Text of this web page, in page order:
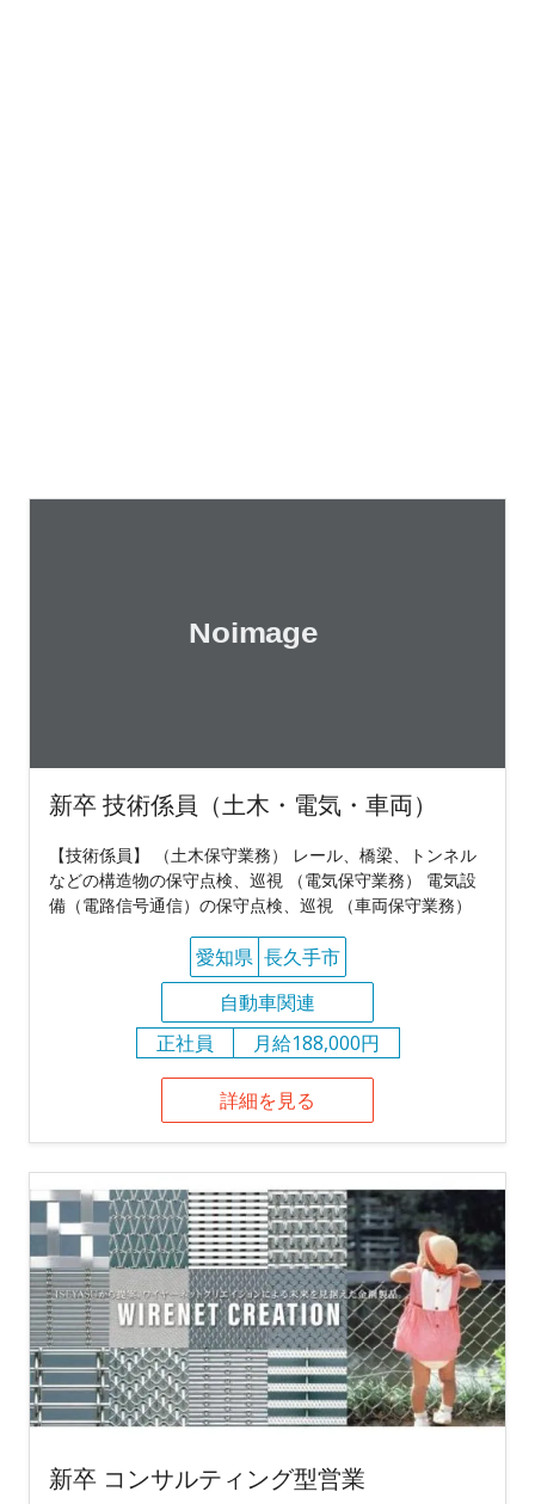
新卒 技術係員（土木・電気・車両）
【技術係員】 （土木保守業務） レール、橋梁、トンネル
などの構造物の保守点検、巡視 （電気保守業務） 電気設
備（電路信号通信）の保守点検、巡視 （車両保守業務）
愛知県 長久手市
自動車関連
正社員
月給188,000円
詳細を見る
新卒 コンサルティング型営業